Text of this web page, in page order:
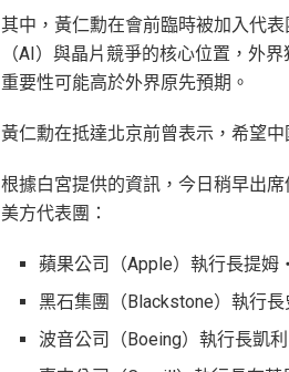
其中，黃仁勳在會前臨時被加入代
（AI）與晶片競爭的核心位置，外
重要性可能高於外界原先預期。
黃仁勳在抵達北京前曾表示，希望
根據白宮提供的資訊，今日稍早出
美方代表團：
蘋果公司（Apple）執行長提姆
黑石集團（Blackstone）執行長
波音公司（Boeing）執行長凱